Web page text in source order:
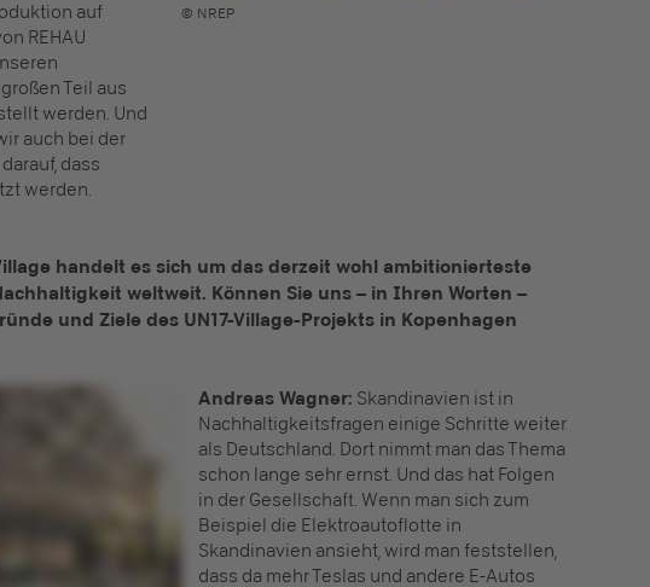
auf
REHAU
Teil aus
werden. Und
auch bei der
dass
werden.
© NREP
handelt es sich um das derzeit wohl ambitionierteste
weltweit. Können Sie uns – in Ihren Worten –
und Ziele des UN17-Village-Projekts in Kopenhagen
Andreas Wagner: Skandinavien ist in
Nachhaltigkeitsfragen einige Schritte weiter
als Deutschland. Dort nimmt man das Thema
schon lange sehr ernst. Und das hat Folgen
in der Gesellschaft. Wenn man sich zum
Beispiel die Elektroautoflotte in
Skandinavien ansieht, wird man feststellen,
dass da mehr Teslas und andere E-Autos